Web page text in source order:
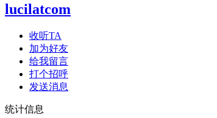
lucilatcom
收听TA
加为好友
给我留言
打个招呼
发送消息
统计信息